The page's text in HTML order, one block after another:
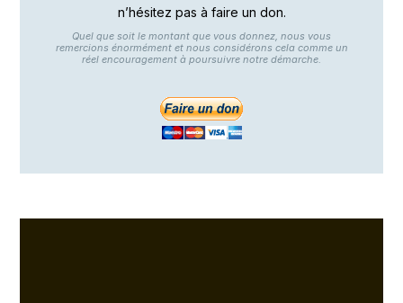
n’hésitez pas à faire un don.
Quel que soit le montant que vous donnez, nous vous
remercions énormément et nous considérons cela comme un
réel encouragement à poursuivre notre démarche.